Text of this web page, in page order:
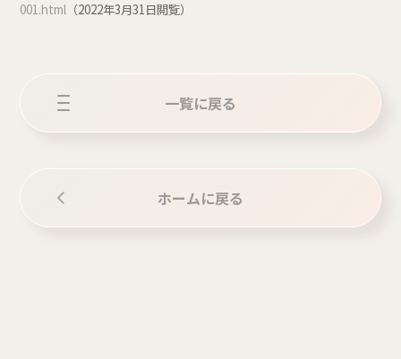
001.html （2022年3月31日閲覧）
一覧に戻る
ホームに戻る